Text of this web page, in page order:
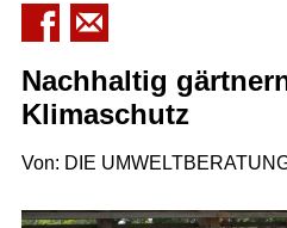
Nachhaltig
Klimaschutz
Von: DIE